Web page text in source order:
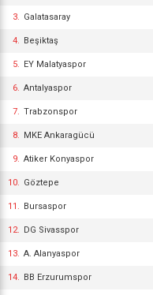
3. Galatasaray
4. Beşiktaş
5. EY Malatyaspor
6. Antalyaspor
7. Trabzonspor
8. MKE Ankaragücü
9. Atiker Konyaspor
10. Göztepe
11. Bursaspor
12. DG Sivasspor
13. A. Alanyaspor
14. BB Erzurumspor